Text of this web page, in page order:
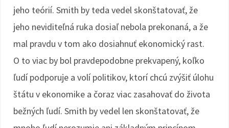
jeho teórií. Smith by teda vedel skonštatovať, že
jeho neviditeľná ruka dosiaľ nebola prekonaná, a že
mal pravdu v tom ako dosiahnuť ekonomický rast.
O to viac by bol pravdepodobne prekvapený, koľko
ľudí podporuje a volí politikov, ktorí chcú zvýšiť úlohu
štátu v ekonomike a čoraz viac zasahovať do života
bežných ľudí. Smith by vedel len skonštatovať, že